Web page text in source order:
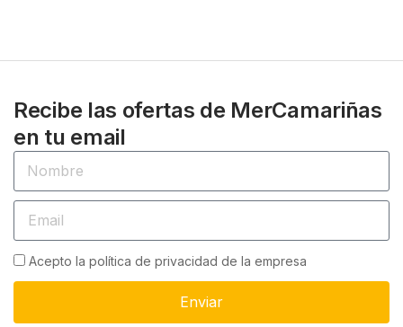
Recibe las ofertas de MerCamariñas
en tu email
Acepto la política de privacidad de la empresa
Enviar